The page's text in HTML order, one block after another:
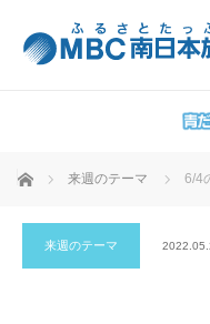
ホーム 来週のテーマ 6/4
来週のテーマ